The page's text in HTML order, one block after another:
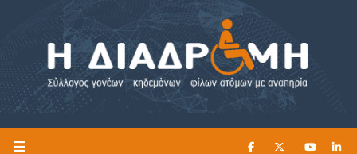
Η ΔΙΑΔΡΟΜΗ ΔΙΑΒΑΣΤΕ ΕΔΩ ►